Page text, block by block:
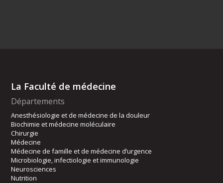
La Faculté de médecine
Départements
Anesthésiologie et de médecine de la douleur
Biochimie et médecine moléculaire
Chirurgie
Médecine
Médecine de famille et de médecine d’urgence
Microbiologie, infectiologie et immunologie
Neurosciences
Nutrition